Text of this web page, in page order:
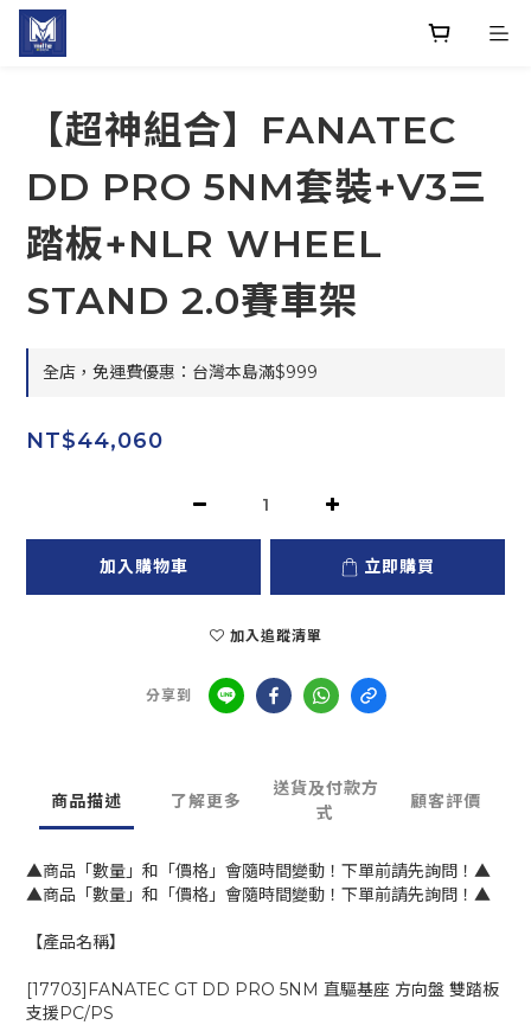
【超神組合】FANATEC
DD PRO 5NM套裝+V3三
踏板+NLR WHEEL
STAND 2.0賽車架
全店，免運費優惠：台灣本島滿$999
NT$44,060
加入購物車 立即購買
加入追蹤清單
分享到
商品描述 了解更多
送貨及付款方
式
顧客評價
▲商品「數量」和「價格」會隨時間變動！下單前請先詢問！▲
▲商品「數量」和「價格」會隨時間變動！下單前請先詢問！▲
【產品名稱】
[17703]FANATEC GT DD PRO 5NM 直驅基座 方向盤 雙踏板
支援PC/PS